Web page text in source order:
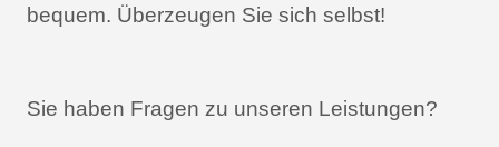
bequem. Überzeugen Sie sich selbst!
Sie haben Fragen zu unseren Leistungen?